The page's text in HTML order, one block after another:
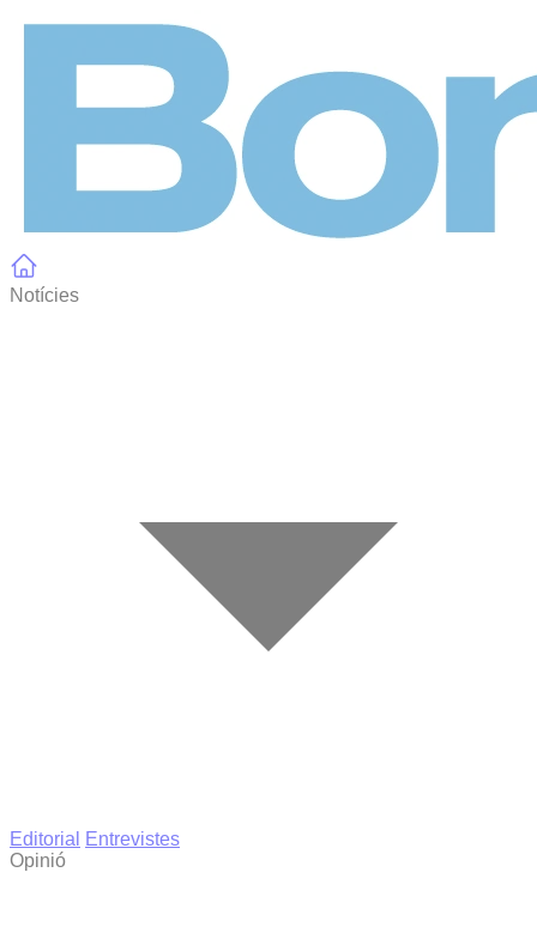
Notícies
Editorial
Entrevistes
Opinió